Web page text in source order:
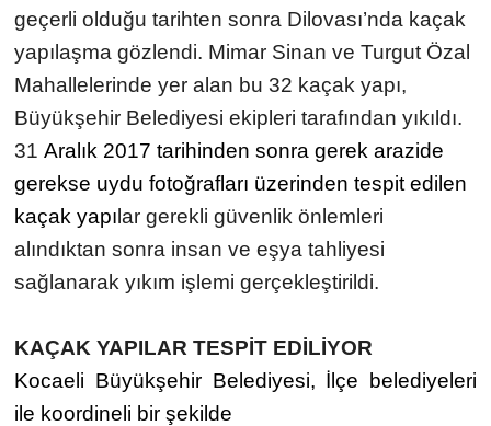
geçerli olduğu tarihten sonra Dilovası’nda kaçak
yapılaşma gözlendi. Mimar Sinan ve Turgut Özal
Mahallelerinde yer alan bu 32 kaçak yapı,
Büyükşehir Belediyesi ekipleri tarafından yıkıldı.
31 Aralık 2017 tarihinden sonra gerek arazide
gerekse uydu fotoğrafları üzerinden tespit edilen
kaçak yapı lar gerekli güvenlik önlemleri
alındıktan sonra insan ve eşya tahliyesi
sağlanarak yıkım işlemi gerçekleştirildi.
KAÇAK YAPILAR TESPİT EDİLİYOR
Kocaeli Büyükşehir Belediyesi, İlçe belediyeleri
ile koordineli bir şekilde